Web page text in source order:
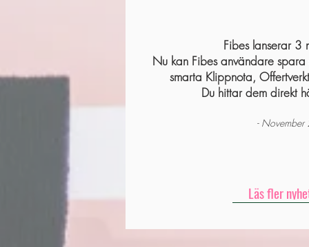
Fibes lanserar 3
Nu kan Fibes användare
smarta Klippnota,
Du hittar dem direkt
-
Läs fler